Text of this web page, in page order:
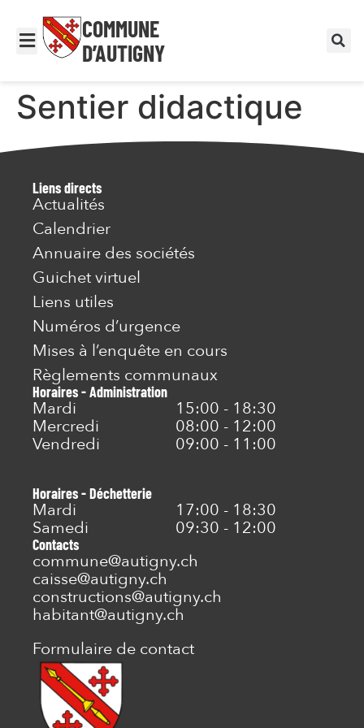
COMMUNE
D’AUTIGNY
Sentier didactique
Liens directs
Actualités
Calendrier
Annuaire des sociétés
Guichet virtuel
Liens utiles
Numéros d’urgence
Mises à l’enquête en cours
Règlements communaux
Horaires - Administration
Mardi
15:00 - 18:30
Mercredi
08:00 - 12:00
Vendredi
09:00 - 11:00
Horaires - Déchetterie
Mardi
17:00 - 18:30
Samedi
09:30 - 12:00
Contacts
commune@autigny.ch
caisse@autigny.ch
constructions@autigny.ch
habitant@autigny.ch
Formulaire de contact